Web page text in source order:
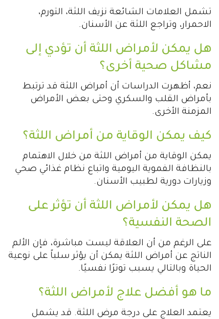
تشمل العلامات الشائعة نزيف اللثة، التورم،
الاحمرار، وتراجع اللثة عن الأسنان.
هل يمكن لأمراض اللثة أن تؤدي إلى
مشاكل صحية أخرى؟
نعم، أظهرت الدراسات أن أمراض اللثة قد ترتبط
بأمراض القلب والسكري وحتى بعض الأمراض
المزمنة الأخرى.
كيف يمكن الوقاية من أمراض اللثة؟
يمكن الوقاية من أمراض اللثة من خلال الاهتمام
بالنظافة الفموية اليومية واتباع نظام غذائي صحي
وزيارات دورية لطبيب الأسنان.
هل يمكن لأمراض اللثة أن تؤثر على
الصحة النفسية؟
على الرغم من أن العلاقة ليست مباشرة، فإن الألم
الناتج عن أمراض اللثة يمكن أن يؤثر سلباً على نوعية
الحياة وبالتالي يسبب توترًا نفسيًا.
ما هو أفضل علاج لأمراض اللثة؟
يعتمد العلاج على درجة مرض اللثة. قد يشمل